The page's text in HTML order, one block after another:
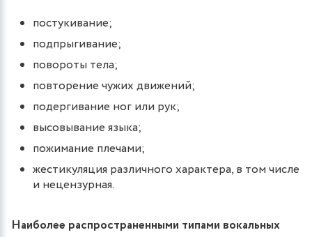
постукивание;
подпрыгивание;
повороты тела;
повторение чужих движений;
подергивание ног или рук;
высовывание языка;
пожимание плечами;
жестикуляция различного характера, в том числе
и нецензурная.
Наиболее распространенными типами вокальных